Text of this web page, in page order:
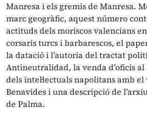
Manresa i els gremis de Manresa.
marc geogràfic, aquest número
actituds dels moriscos valencians
corsaris turcs i barbarescos, el
la datació i l’autoria del tractat
Antineutralidad, la venda d’oficis
dels intel·lectuals napolitans amb
Benavides i una descripció de
de Palma.